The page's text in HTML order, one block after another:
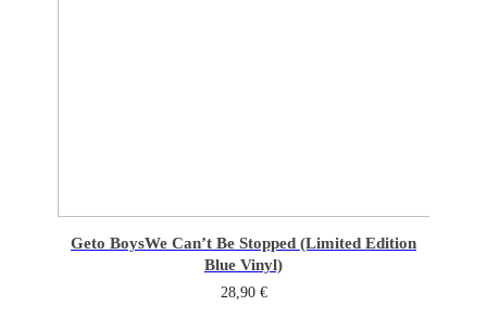
Geto BoysWe Can’t Be Stopped (Limited Edition
Blue Vinyl)
28,90 €